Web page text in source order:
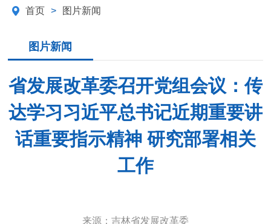
首页 > 图片新闻
图片新闻
省发展改革委召开党组会议：传
达学习习近平总书记近期重要讲
话重要指示精神 研究部署相关
工作
来源： 吉林省发展改革委